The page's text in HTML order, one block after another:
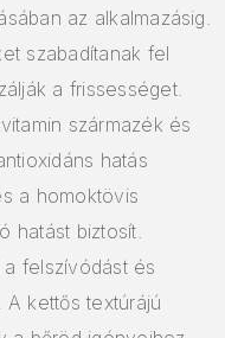
az alkalmazásig.
szabadítanak fel
a frissességet.
származék és
hatás
a homoktövis
hatást biztosít.
felszívódást és
kettős textúrájú